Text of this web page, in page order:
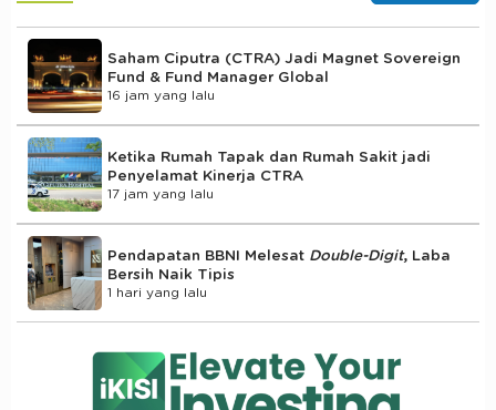
Saham Ciputra (CTRA) Jadi Magnet Sovereign
Fund & Fund Manager Global
16 jam yang lalu
Ketika Rumah Tapak dan Rumah Sakit jadi
Penyelamat Kinerja CTRA
17 jam yang lalu
Pendapatan BBNI Melesat Double-Digit, Laba
Bersih Naik Tipis
1 hari yang lalu